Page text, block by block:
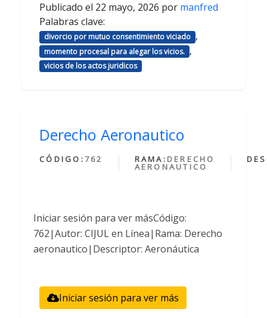
Publicado el 22 mayo, 2026 por manfred
Palabras clave:
divorcio por mutuo consentimiento viciado ,
momento procesal para alegar los vicios. ,
vicios de los actos juridicos
Derecho Aeronautico
CÓDIGO: 762 RAMA: DERECHO
AERONAUTICO
Iniciar sesión para ver másCódigo:
762|Autor: CIJUL en Línea|Rama: Derecho
aeronautico|Descriptor: Aeronáutica
Iniciar sesión para ver más